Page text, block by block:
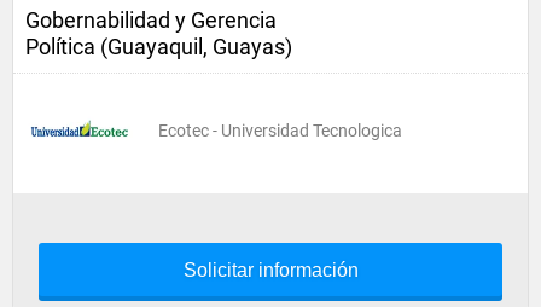
Gobernabilidad y Gerencia
Política (Guayaquil, Guayas)
Ecotec - Universidad Tecnologica
Solicitar información